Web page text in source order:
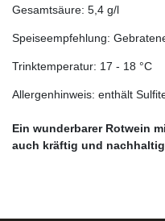
Gesamtsäure: 5,4 g/l
Speiseempfehlung:
Trinktemperatur: 17 - 18 °C
Allergenhinweis: enthält
Ein wunderbarer Rotwein
auch kräftig und